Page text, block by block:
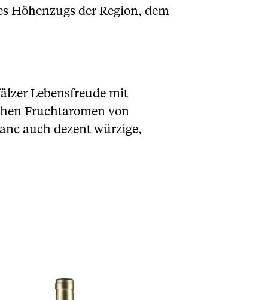
Höhenzugs der Region, dem
Lebensfreude mit
Fruchtaromen von
auch dezent würzige,